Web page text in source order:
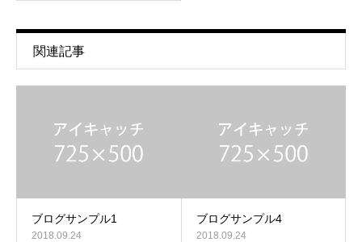
関連記事
ブログサンプル1
2018.09.24
ブログサンプル4
2018.09.24